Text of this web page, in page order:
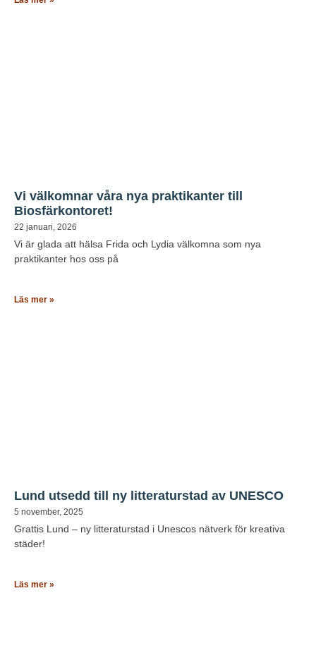
Vi välkomnar våra nya praktikanter till
Biosfärkontoret!
22 januari, 2026
Vi är glada att hälsa Frida och Lydia välkomna som nya
praktikanter hos oss på
Läs mer »
Lund utsedd till ny litteraturstad av UNESCO
5 november, 2025
Grattis Lund – ny litteraturstad i Unescos nätverk för kreativa
städer!
Läs mer »